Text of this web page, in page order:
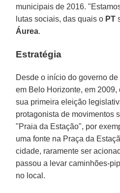
municipais de 2016.
lutas sociais, das quais o PT
Áurea.
Estratégia
Desde o início do governo de
em Belo Horizonte, em 2009,
sua primeira eleição
protagonista de movimentos
"Praia da Estação", por
uma fonte na Praça da
cidade, raramente ser
passou a levar caminhões-
no local.